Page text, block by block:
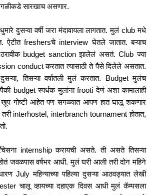
सारखाच असणार.
दुसऱ्या वर्षी जरा मंदावायला लागतात. मुलं club मधे
ऐटीत freshersचे interview घेतले जातात. बऱ्याच
ठरावीक budget sanction झालेलं असतं. Club ज्या
conduct करतात त्यासाठी ते पैसे दिलेले असतात.
तिसऱ्या वर्षातली मुलं करतात. Budget मुलंच
budget स्पर्धक मुलांना frooti देणं अशा कामालाही
खूप गोष्टी आहेत पण सगळ्यात आपण हात घालू शकणार
तरी interhostel, interbranch tournament होतात,
internship करायची असते. ती असते तिसऱ्या
जवळपास वर्षभर आधी. मुलं घरी आली तरी दोन महिने
July महिन्याच्या पहिल्या दुसऱ्या आठवड्यात लेखी
चालू व्हायच्या दहाएक दिवस आधी मुलं कॅम्पसला